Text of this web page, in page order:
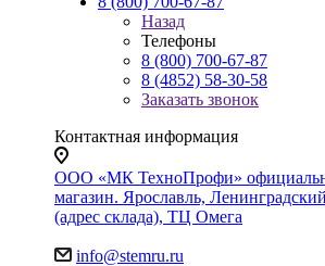
Назад
Телефоны
8 (800) 700-67-87
8 (4852) 58-30-58
Заказать звонок
Контактная информация
ООО «МК ТехноПрофи»
магазин. Ярославль,
(адрес склада), ТЦ Омега
info@stemru.ru